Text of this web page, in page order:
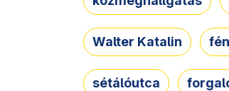
Walter Katalin
sétálóutca